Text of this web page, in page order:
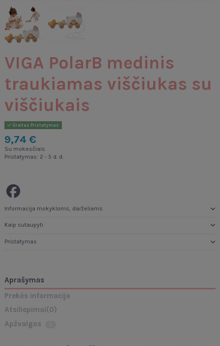
VIGA PolarB medinis
traukiamas viščiukas su
viščiukais
Greitas Pristatymas
9,74 €
Su mokesčiais
Pristatymas: 2 - 5 d. d.
Informacija mokykloms, darželiams
Kaip sutaupyti
Pristatymas
Aprašymas
Prekės informacija
Atsiliepimai(0)
Apžvalgos